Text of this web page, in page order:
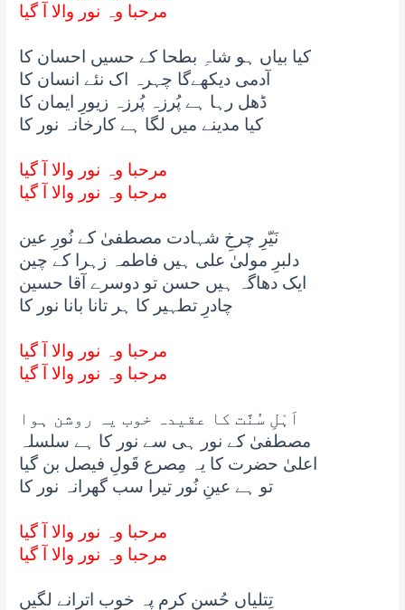
مرحبا وہ نور والا آ گیا
کیا بیاں ہو شاہِ بطحا کے حسیں احسان کا
آدمی دیکھےگا چہرہ اک نئے انسان کا
ڈھل رہا ہے پُرزہ پُرزہ زیورِ ایمان کا
کیا مدینے میں لگا ہے کارخانہ نور کا
مرحبا وہ نور والا آ گیا
مرحبا وہ نور والا آ گیا
نَیّرِ چرخِ شہادت مصطفیٰ کے نُورِ عین
دلبرِ مولیٰ علی ہیں فاطمہ زہرا کے چین
ایک دھاگہ ہیں حسن تو دوسرے آقا حسین
چادرِ تطہیر کا ہر تانا بانا نور کا
مرحبا وہ نور والا آ گیا
مرحبا وہ نور والا آ گیا
اَہْلِ سُنَّت کا عقیدہ خوب یہ روشن ہوا
مصطفیٰ کے نور ہی سے نور کا ہے سلسلہ
اعلیٰ حضرت کا یہ مِصرع قَولِ فیصل بن گیا
تو ہے عینِ نُور تیرا سب گھرانہ نور کا
مرحبا وہ نور والا آ گیا
مرحبا وہ نور والا آ گیا
تِتلیاں حُسنِ کرم پہ خوب اترانے لگیں